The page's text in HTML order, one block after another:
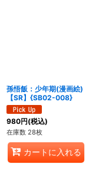
孫悟飯：少年期(漫画絵)
【SR】{SB02-008}
980円(税込)
在庫数 28枚
カートに入れる